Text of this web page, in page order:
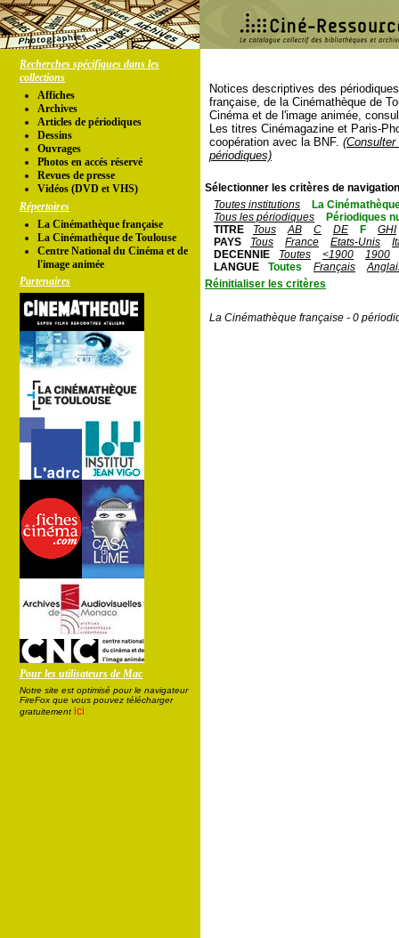
Recherches spécifiques dans les
collections
Affiches
Archives
Articles de périodiques
Dessins
Ouvrages
Photos en accés réservé
Revues de presse
Vidéos (DVD et VHS)
Répertoires
La Cinémathèque française
La Cinémathèque de Toulouse
Centre National du Cinéma et de
l'image animée
Partenaires
Pour les utilisateurs de Mac
Notre site est optimisé pour le navigateur
FireFox que vous pouvez télécharger
gratuitement ici
Notices descriptives des
française, de la Cinémathèque de
Cinéma et de l'image animée,
Les titres Cinémagazine et Paris-
coopération avec la BNF.
périodiques)
Sélectionner les critères de
Toutes institutions
La
Tous les périodiques
Périodiques
TITRE
Tous AB C DE F
GHI
PAYS
Tous France Etats-Unis
DECENNIE
Toutes <1900
1900
LANGUE
Toutes Français
Réinitialiser les critères
La Cinémathèque française - 0